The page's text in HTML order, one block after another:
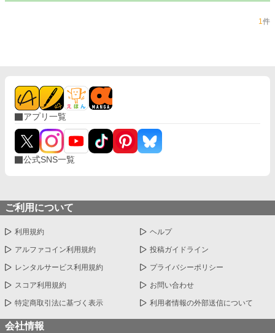
1件
アプリ一覧
公式SNS一覧
ご利用について
利用規約 ヘルプ
アルファコイン利用規約 投稿ガイドライン
レンタルサービス利用規約 プライバシーポリシー
スコア利用規約 お問い合わせ
特定商取引法に基づく表示 利用者情報の外部送信について
会社情報